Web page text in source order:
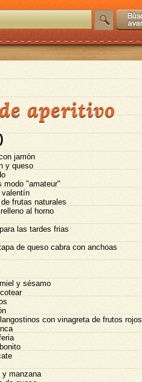
aperitivo
jamón
y queso
modo "amateur"
valentín
frutas naturales
al horno
las tardes frias
de queso cabra con anchoas
y sésamo
con vinagreta de frutos rojos
y manzana